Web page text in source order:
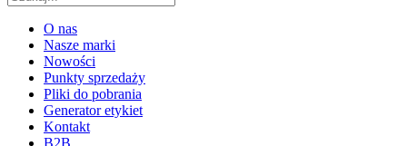
O nas
Nasze marki
Nowości
Punkty sprzedaży
Pliki do pobrania
Generator etykiet
Kontakt
B2B